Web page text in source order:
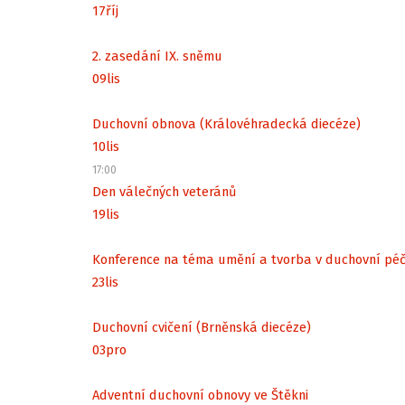
17říj
2. zasedání IX. sněmu
09lis
Duchovní obnova (Královéhradecká diecéze)
10lis
17:00
Den válečných veteránů
19lis
Konference na téma umění a tvorba v duchovní
23lis
Duchovní cvičení (Brněnská diecéze)
03pro
Adventní duchovní obnovy ve Štěkni